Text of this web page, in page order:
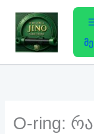
content
O-ring: